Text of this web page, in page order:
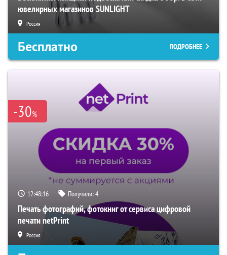
ювелирных магазинов SUNLIGHT
Россия
Бесплатно ПОДРОБНЕЕ
-30%
12:48:15 Получили:4
Печать фотографий, фотокниг от сервиса цифровой
печати netPrint
Россия